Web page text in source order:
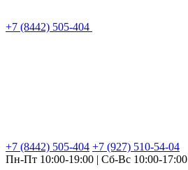
+7 (8442) 505-404
+7 (8442) 505-404 +7 (927) 510-54-04
Пн-Пт 10:00-19:00 | Сб-Вс 10:00-17:00